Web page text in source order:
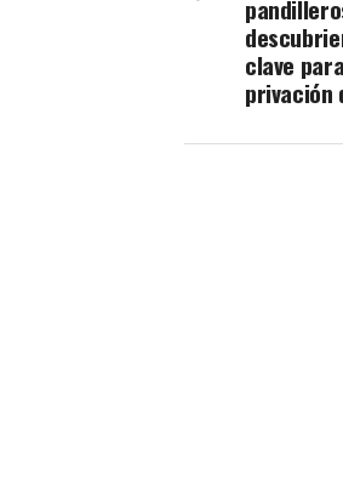
clave
privación